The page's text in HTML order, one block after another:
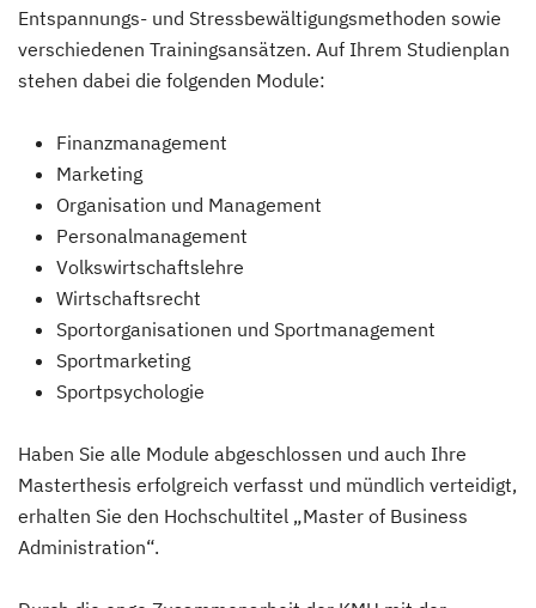
Entspannungs- und Stressbewältigungsmethoden sowie
verschiedenen Trainingsansätzen. Auf Ihrem Studienplan
stehen dabei die folgenden Module:
Finanzmanagement
Marketing
Organisation und Management
Personalmanagement
Volkswirtschaftslehre
Wirtschaftsrecht
Sportorganisationen und Sportmanagement
Sportmarketing
Sportpsychologie
Haben Sie alle Module abgeschlossen und auch Ihre
Masterthesis erfolgreich verfasst und mündlich verteidigt,
erhalten Sie den Hochschultitel „Master of Business
Administration“.